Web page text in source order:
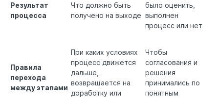
Результат
процесса
Что должно быть
получено на выходе
было оценить,
выполнен
процесс или нет
Правила
перехода
между этапами
При каких условиях
процесс движется
дальше,
возвращается на
доработку или
Чтобы
согласования и
решения
принимались по
понятным